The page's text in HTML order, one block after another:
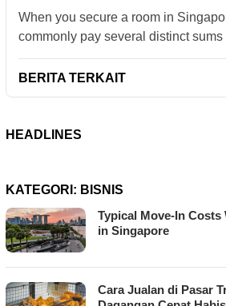
When you secure a room in
commonly pay several distinct
BERITA TERKAIT
HEADLINES
KATEGORI: BISNIS
Typical Move-In Costs
in Singapore
Cara Jualan di Pasar